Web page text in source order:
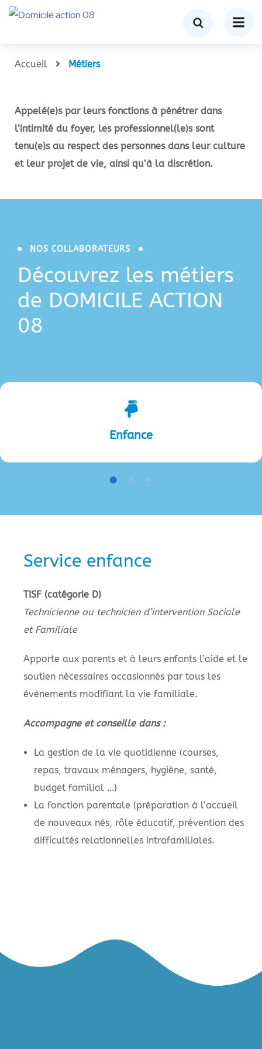
Accueil Métiers
Appelé(e)s par leurs fonctions à pénétrer dans
l’intimité du foyer, les professionnel(le)s sont
tenu(e)s au respect des personnes dans leur culture
et leur projet de vie, ainsi qu’à la discrétion.
NOS COLLABORATEURS
Découvrez les métiers
de DOMICILE ACTION
08
Enfance
Service enfance
TISF (catégorie D)
Technicienne ou technicien d’intervention Sociale
et Familiale
Apporte aux parents et à leurs enfants l’aide et le
soutien nécessaires occasionnés par tous les
évènements modifiant la vie familiale.
Accompagne et conseille dans :
La gestion de la vie quotidienne (courses,
repas, travaux ménagers, hygiène, santé,
budget familial …)
La fonction parentale (préparation à l’accueil
de nouveaux nés, rôle éducatif, prévention des
difficultés relationnelles intrafamiliales.